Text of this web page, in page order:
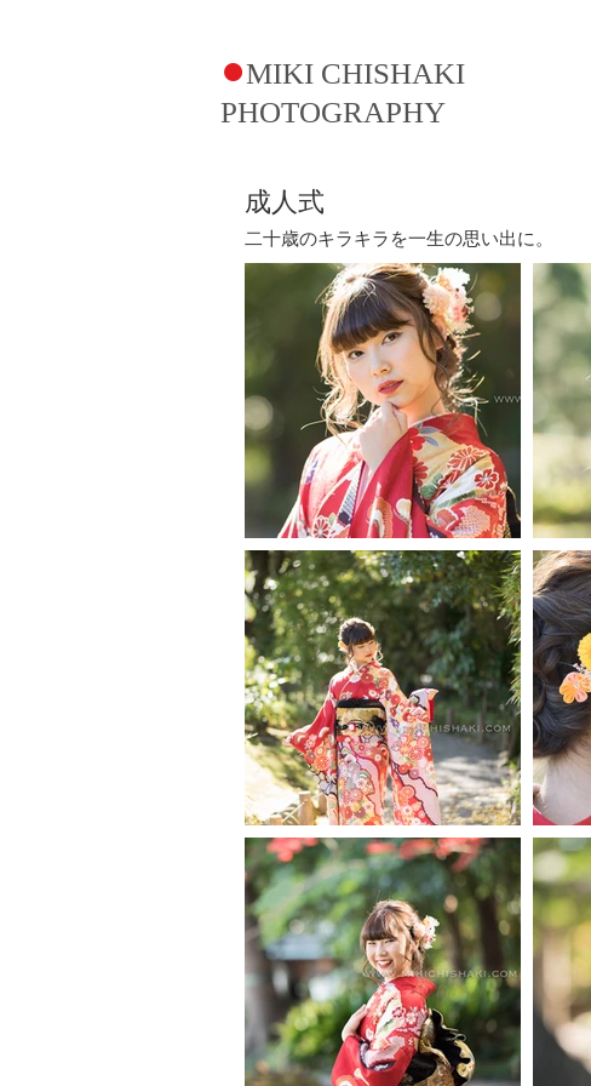
●MIKI CHISHAKI
PHOTOGRAPHY​
成人式
二十歳のキラキラを一生の思い出に。